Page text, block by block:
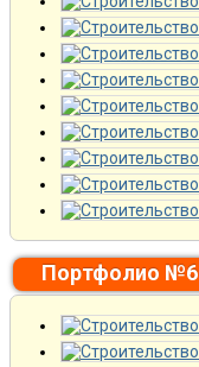
Портфолио №6